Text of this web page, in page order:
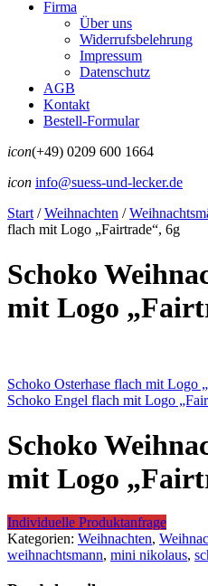
Firma
Über uns
Widerrufsbelehrung
Impressum
Datenschutz
AGB
Kontakt
Bestell-Formular
icon(+49) 0209 600 1664
icon info@suess-und-lecker.de
Start / Weihnachten /
flach mit Logo „Fairtrade“, 6g
Schoko
mit Logo
Schoko Osterhase flach mit Logo
Schoko Engel flach mit Logo
Schoko
mit Logo
Individuelle Produktanfrage
Kategorien: Weihnachten,
weihnachtsmann, mini nikolaus,